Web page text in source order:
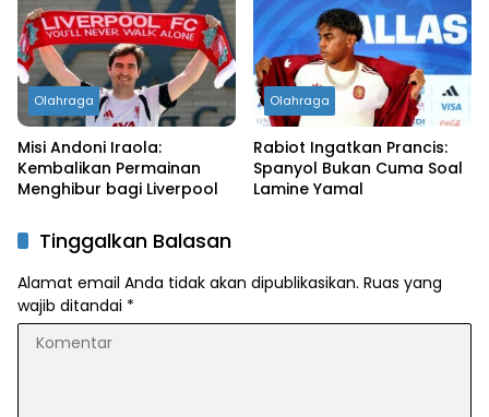
Olahraga
Misi Andoni Iraola:
Kembalikan Permainan
Menghibur bagi Liverpool
Olahraga
Rabiot Ingatkan Prancis:
Spanyol Bukan Cuma Soal
Lamine Yamal
Tinggalkan Balasan
Alamat email Anda tidak akan dipublikasikan. Ruas yang
wajib ditandai *